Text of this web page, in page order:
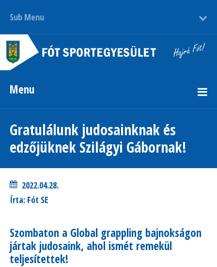
Sub Menu
Menu
Gratulálunk judosainknak és
edzőjüknek Szilágyi Gábornak!
2022.04.28.
Írta: Fót SE
Szombaton a Global grappling bajnokságon
jártak judosaink, ahol ismét remekül
teljesítettek!